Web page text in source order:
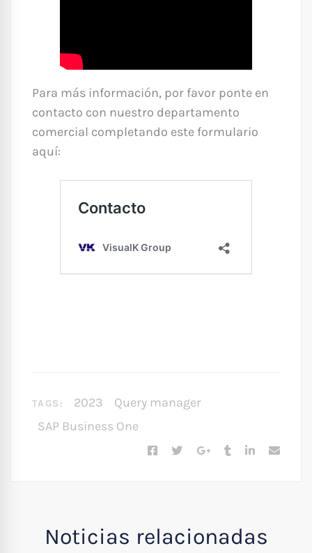
Para más información, por favor ponte en
contacto con nuestro departamento
comercial completando este formulario
aquí:
TAGS: 2023
Query manager
SAP Business One
Noticias relacionadas